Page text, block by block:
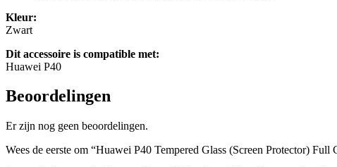
Kleur:
Zwart
Dit accessoire is compatible met:
Huawei P40
Beoordelingen
Er zijn nog geen beoordelingen.
Wees de eerste om “Huawei P40 Tempered Glass (Screen Protector) Full